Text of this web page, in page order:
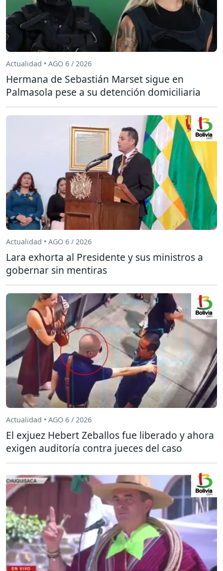
Actualidad • AGO 6 / 2026
Hermana de Sebastián Marset sigue en
Palmasola pese a su detención domiciliaria
Actualidad • AGO 6 / 2026
Lara exhorta al Presidente y sus ministros a
gobernar sin mentiras
Actualidad • AGO 6 / 2026
El exjuez Hebert Zeballos fue liberado y ahora
exigen auditoría contra jueces del caso